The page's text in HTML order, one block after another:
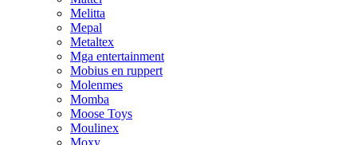
Melitta
Mepal
Metaltex
Mga entertainment
Mobius en ruppert
Molenmes
Momba
Moose Toys
Moulinex
Moxy